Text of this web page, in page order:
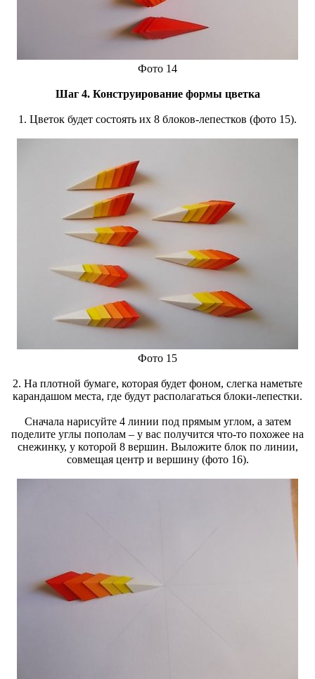
Фото 14
Шаг 4. Конструирование формы цветка
1. Цветок будет состоять их 8 блоков-лепестков (фото 15).
Фото 15
2. На плотной бумаге, которая будет фоном, слегка наметьте
карандашом места, где будут располагаться блоки-лепестки.
Сначала нарисуйте 4 линии под прямым углом, а затем
поделите углы пополам – у вас получится что-то похожее на
снежинку, у которой 8 вершин. Выложите блок по линии,
совмещая центр и вершину (фото 16).